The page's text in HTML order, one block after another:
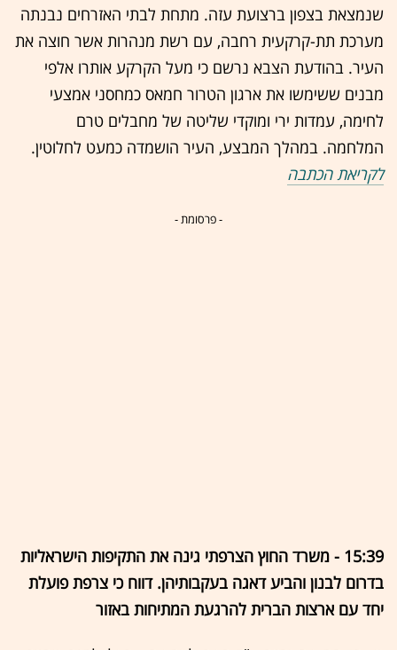
שנמצאת בצפון ברצועת עזה. מתחת לבתי האזרחים נבנתה
מערכת תת-קרקעית רחבה, עם רשת מנהרות אשר חוצה את
העיר. בהודעת הצבא נרשם כי מעל הקרקע אותרו אלפי
מבנים ששימשו את ארגון הטרור חמאס כמחסני אמצעי
לחימה, עמדות ירי ומוקדי שליטה של מחבלים טרם
המלחמה. במהלך המבצע, העיר הושמדה כמעט לחלוטין.
לקריאת הכתבה
- פרסומת -
15:39 - משרד החוץ הצרפתי גינה את התקיפות הישראליות
בדרום לבנון והביע דאגה בעקבותיהן. דווח כי צרפת פועלת
יחד עם ארצות הברית להרגעת המתיחות באזור